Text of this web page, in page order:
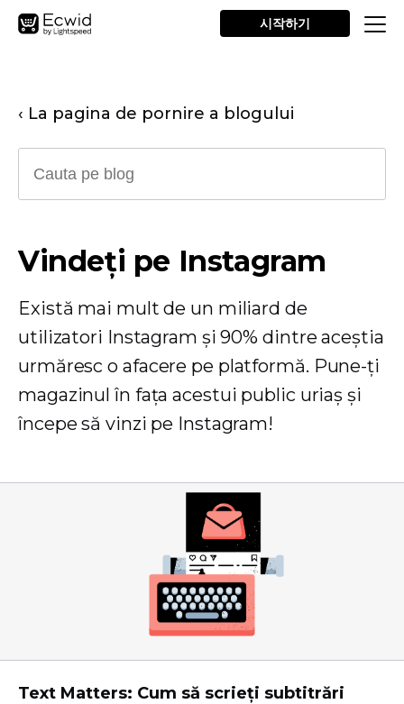
시작하기
‹ La pagina de pornire a blogului
Vindeți pe Instagram
Există mai mult de un miliard de
utilizatori Instagram și 90% dintre aceștia
urmăresc o afacere pe platformă. Pune-ți
magazinul în fața acestui public uriaș și
începe să vinzi pe Instagram!
Text Matters: Cum să scrieți subtitrări